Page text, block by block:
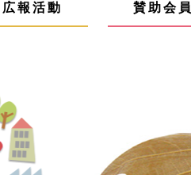
広報活動 賛助会員